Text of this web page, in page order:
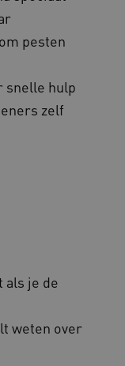
pesten
snelle hulp
zelf
als je de
weten over